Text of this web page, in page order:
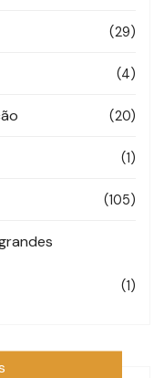
(29)
(4)
(20)
(1)
(105)
(1)